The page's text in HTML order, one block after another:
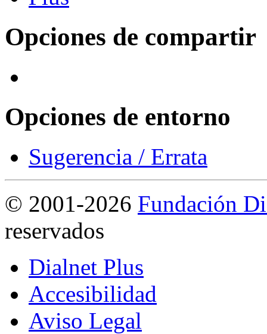
Opciones de compartir
Opciones de entorno
Sugerencia / Errata
© 2001-2026 Fundación
reservados
Dialnet Plus
Accesibilidad
Aviso Legal